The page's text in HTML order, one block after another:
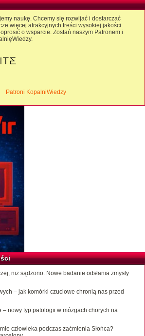
naukę. Chcemy się rozwijać i dostarczać
więcej atrakcyjnych treści wysokiej jakości.
o wsparcie. Zostań naszym Patronem i
Patroni KopalniWiedzy
niż sądzono. Nowe badanie odsłania zmysły
– jak komórki czuciowe chronią nas przed
– nowy typ patologii w mózgach chorych na
człowieka podczas zaćmienia Słońca?